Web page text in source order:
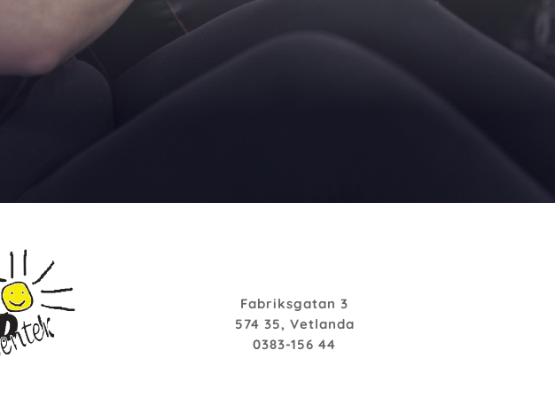
Fabriksgatan 3
574 35, Vetlanda
0383-156 44